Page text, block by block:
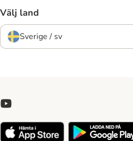
Välj land
Sverige / sv